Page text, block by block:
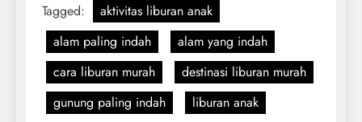
Tagged:
aktivitas liburan anak
alam paling indah
alam yang indah
cara liburan murah
destinasi liburan murah
gunung paling indah
liburan anak